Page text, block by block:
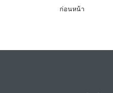
ก่อนหน้า